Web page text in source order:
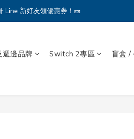
全系列熱銷中🔥點我購買 — !
Line 新好友領優惠券！🎫
週邊品牌 Switch 2專區 盲盒 /